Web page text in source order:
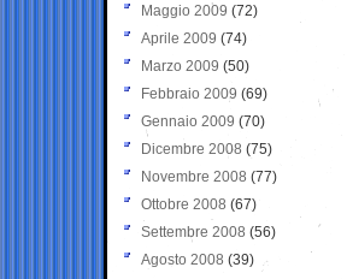
Maggio 2009 (72)
Aprile 2009 (74)
Marzo 2009 (50)
Febbraio 2009 (69)
Gennaio 2009 (70)
Dicembre 2008 (75)
Novembre 2008 (77)
Ottobre 2008 (67)
Settembre 2008 (56)
Agosto 2008 (39)